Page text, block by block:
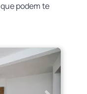
podem te